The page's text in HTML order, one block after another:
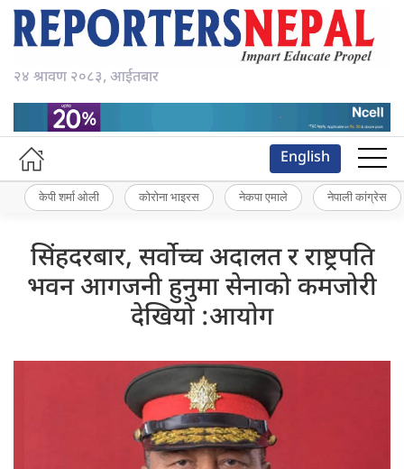
२४ श्रावण २०८३, आईतबार
English
केपी शर्मा ओली कोरोना भाइरस नेकपा एमाले नेपाली कांग्रेस
सिंहदरबार, सर्वोच्च अदालत र राष्ट्रपति
भवन आगजनी हुनुमा सेनाको कमजोरी
देखियाे :आयाेग